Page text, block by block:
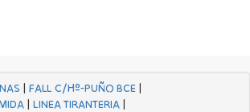
| FALL C/Hº-PUÑO BCE|
|LINEA TIRANTERIA |